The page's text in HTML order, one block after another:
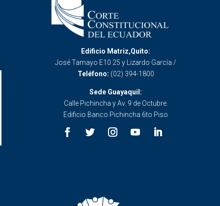
Edificio Matriz,Quito:
José Tamayo E10 25 y Lizardo García /
Teléfono: (02) 394-1800
Sede Guayaquil:
Calle Pichincha y Av. 9 de Octubre.
Edificio Banco Pichincha 6to Piso